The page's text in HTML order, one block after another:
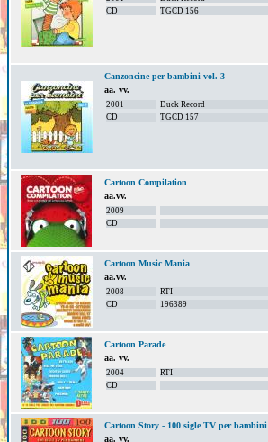
CD
TGCD 156
Canzoncine per bambini vol. 3
aa. vv.
2001
Duck Record
CD
TGCD 157
Cartoon Compilation
aa.vv.
2009
CD
Cartoon Music Mania
aa.vv.
2008
RTI
CD
196389
Cartoon Parade
aa. vv.
2004
RTI
CD
Cartoon Story - 100 sigle TV per bambini
aa. vv.